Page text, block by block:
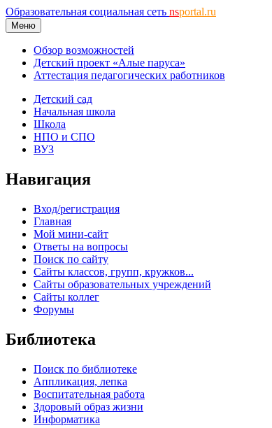
Образовательная социальная сеть nsportal.ru
Меню
Обзор возможностей
Детский проект «Алые паруса»
Аттестация педагогических работников
Детский сад
Начальная школа
Школа
НПО и СПО
ВУЗ
Навигация
Вход/регистрация
Главная
Мой мини-сайт
Ответы на вопросы
Поиск по сайту
Сайты классов, групп, кружков...
Сайты образовательных учреждений
Сайты коллег
Форумы
Библиотека
Поиск по библиотеке
Аппликация, лепка
Воспитательная работа
Здоровый образ жизни
Информатика